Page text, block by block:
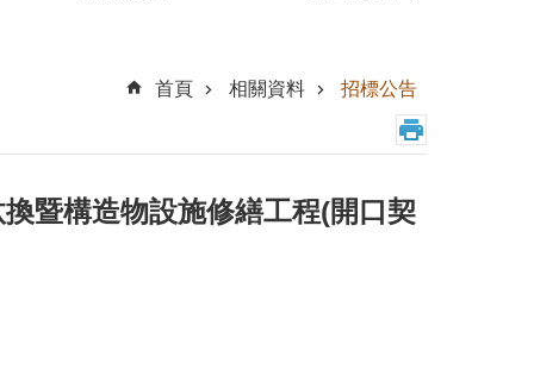
首頁 相關資料 招標公告
暨構造物設施修繕工程(開口契